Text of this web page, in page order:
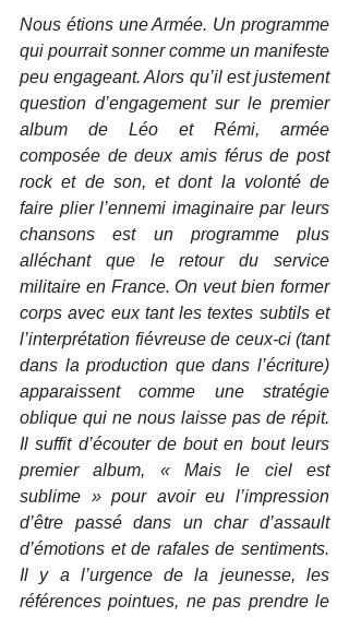
Nous étions une Armée. Un programme
qui pourrait sonner comme un manifeste
peu engageant. Alors qu’il est justement
question d’engagement sur le premier
album de Léo et Rémi, armée
composée de deux amis férus de post
rock et de son, et dont la volonté de
faire plier l’ennemi imaginaire par leurs
chansons est un programme plus
alléchant que le retour du service
militaire en France. On veut bien former
corps avec eux tant les textes subtils et
l’interprétation fiévreuse de ceux-ci (tant
dans la production que dans l’écriture)
apparaissent comme une stratégie
oblique qui ne nous laisse pas de répit.
Il suffit d’écouter de bout en bout leurs
premier album, « Mais le ciel est
sublime » pour avoir eu l’impression
d’être passé dans un char d’assault
d’émotions et de rafales de sentiments.
Il y a l’urgence de la jeunesse, les
références pointues, ne pas prendre le